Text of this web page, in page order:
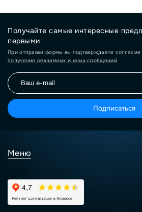
Получайте самые интересные
первыми
При отправки формы вы подтверждаете согласие
получение рекламных и иных сообщений
Подписаться
Меню